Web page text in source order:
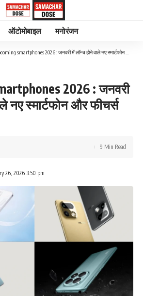
ऑटोमोबाइल मनोरंजन
smartphones 2026 : जनवरी में लॉन्च होने वाले नए स्मार्टफोन और फीचर्स पूरी जानकारी
2026 : जनवरी
नए स्मार्टफोन और फीचर्स
26, 2026 3:50 pm
9 Min Read